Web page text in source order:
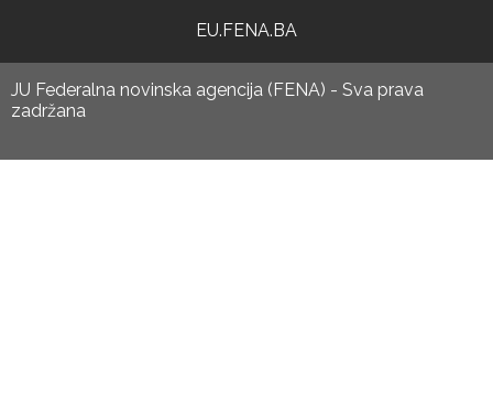
EU.FENA.BA
JU Federalna novinska agencija (FENA) - Sva prava
zadržana